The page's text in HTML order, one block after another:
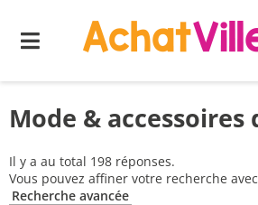
Menu
Mode & accessoires
Il y a au total 198 réponses.
Vous pouvez affiner votre recherche
Recherche avancée